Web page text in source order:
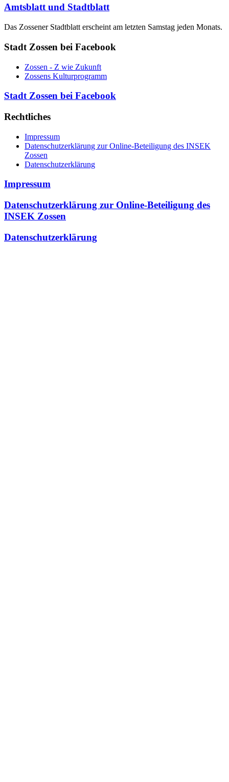
Amtsblatt und Stadtblatt
Das Zossener Stadtblatt erscheint am letzten Samstag jeden Monats.
Stadt Zossen bei Facebook
Zossen - Z wie Zukunft
Zossens Kulturprogramm
Stadt Zossen bei Facebook
Rechtliches
Impressum
Datenschutzerklärung zur Online-Beteiligung des INSEK
Zossen
Datenschutzerklärung
Impressum
Datenschutzerklärung zur Online-Beteiligung des
INSEK Zossen
Datenschutzerklärung